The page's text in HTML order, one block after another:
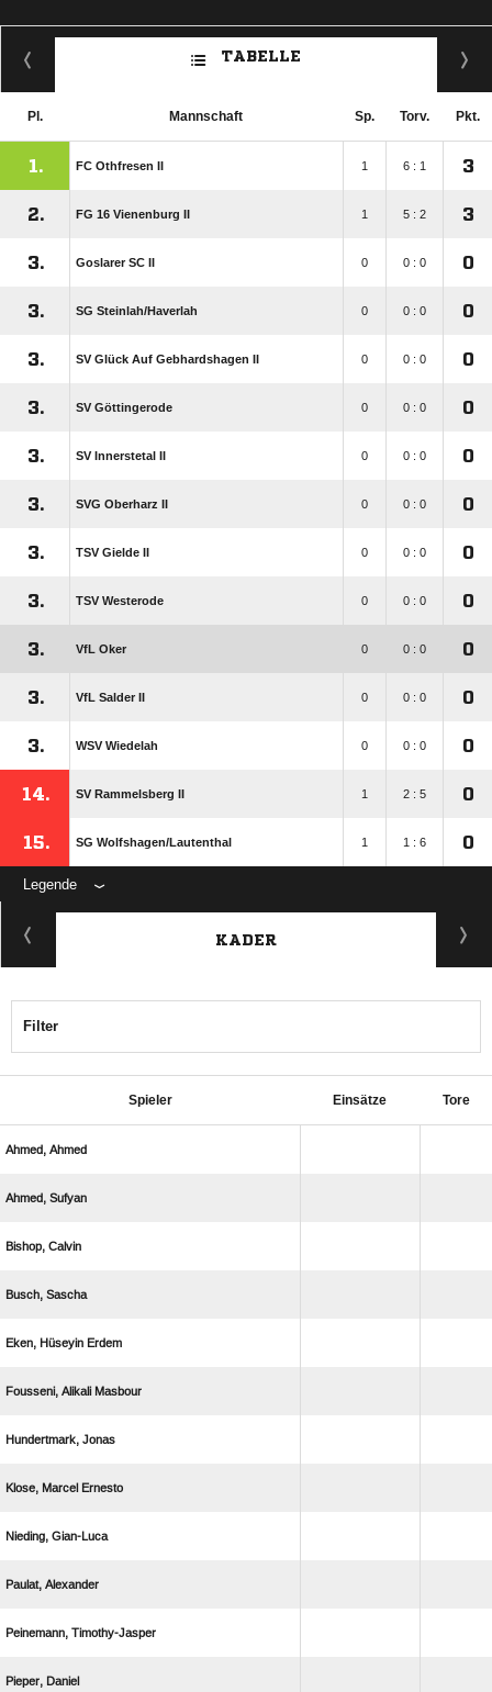
TABELLE
Pl. Mannschaft Sp. Torv. Pkt.
1. FC Othfresen II 1 6 : 1 3
2. FG 16 Vienenburg II 1 5 : 2 3
3. Goslarer SC II 0 0 : 0 0
3. SG Steinlah/​Haverlah 0 0 : 0 0
3. SV Glück Auf Gebhardshagen II 0 0 : 0 0
3. SV Göttingerode 0 0 : 0 0
3. SV Innerstetal II 0 0 : 0 0
3. SVG Oberharz II 0 0 : 0 0
3. TSV Gielde II 0 0 : 0 0
3. TSV Westerode 0 0 : 0 0
3. VfL Oker 0 0 : 0 0
3. VfL Salder II 0 0 : 0 0
3. WSV Wiedelah 0 0 : 0 0
14. SV Rammelsberg II 1 2 : 5 0
15. SG Wolfshagen/​Lautenthal 1 1 : 6 0
Legende
KADER
Filter
Spieler Einsätze Tore
 
 
 
 
  
  
 
  
 
 
 
 